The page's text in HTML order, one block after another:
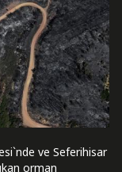
ve Seferihisar
orman